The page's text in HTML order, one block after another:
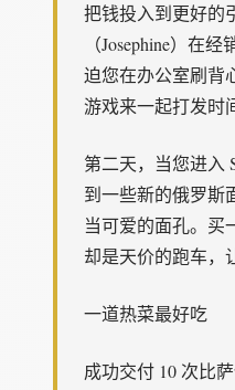
把钱投入到更好的
（Josephine）在
迫您在办公室刷背
游戏来一起打发时
第二天，当您进入
到一些新的俄罗斯
当可爱的面孔。买
却是天价的跑车，
一道热菜最好吃
成功交付 10 次比